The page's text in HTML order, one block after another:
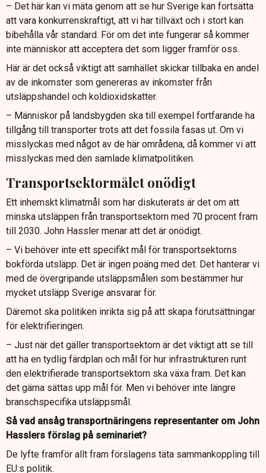
– Det här kan vi mäta genom att se hur Sverige kan fortsätta
att vara konkurrenskraftigt, att vi har tillväxt och i stort kan
bibehålla vår standard. För om det inte fungerar så kommer
inte människor att acceptera det som ligger framför oss.
Här är det också viktigt att samhället skickar tillbaka en andel
av de inkomster som genereras av inkomster från
utsläppshandel och koldioxidskatter.
– Människor på landsbygden ska till exempel fortfarande ha
tillgång till transporter trots att det fossila fasas ut. Om vi
misslyckas med något av de här områdena, då kommer vi att
misslyckas med den samlade klimatpolitiken.
Transportsektormålet onödigt
Ett inhemskt klimatmål som har diskuterats är det om att
minska utsläppen från transportsektorn med 70 procent fram
till 2030. John Hassler menar att det är onödigt.
– Vi behöver inte ett specifikt mål för transportsektorns
bokförda utsläpp. Det är ingen poäng med det. Det hanterar vi
med de övergripande utsläppsmålen som bestämmer hur
mycket utsläpp Sverige ansvarar för.
Däremot ska politiken inrikta sig på att skapa förutsättningar
för elektrifieringen.
– Just när det gäller transportsektorn är det viktigt att se till
att ha en tydlig färdplan och mål för hur infrastrukturen runt
den elektrifierade transportsektorn ska växa fram. Det kan
det gärna sättas upp mål för. Men vi behöver inte längre
branschspecifika utsläppsmål.
Så vad ansåg transportnäringens representanter om John
Hasslers förslag på seminariet?
De lyfte framför allt fram förslagens täta sammankoppling till
EU:s politik.